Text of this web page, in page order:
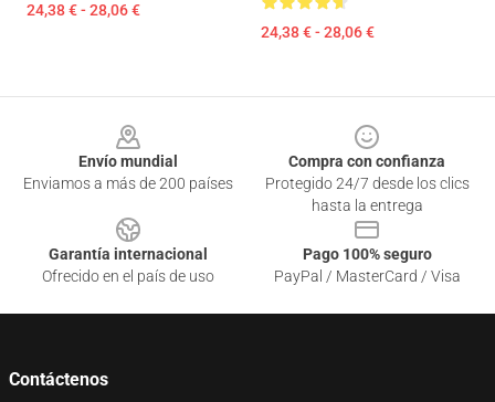
24,38 € - 28,06 €
24,38 € - 28,06 €
Envío mundial
Enviamos a más de 200 países
Compra con confianza
Protegido 24/7 desde los clics
hasta la entrega
Garantía internacional
Ofrecido en el país de uso
Pago 100% seguro
PayPal / MasterCard / Visa
Contáctenos